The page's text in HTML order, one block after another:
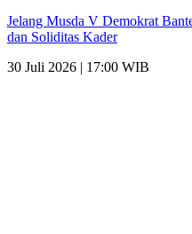
Jelang Musda V Demokrat
dan Soliditas Kader
30 Juli 2026 | 17:00 WIB